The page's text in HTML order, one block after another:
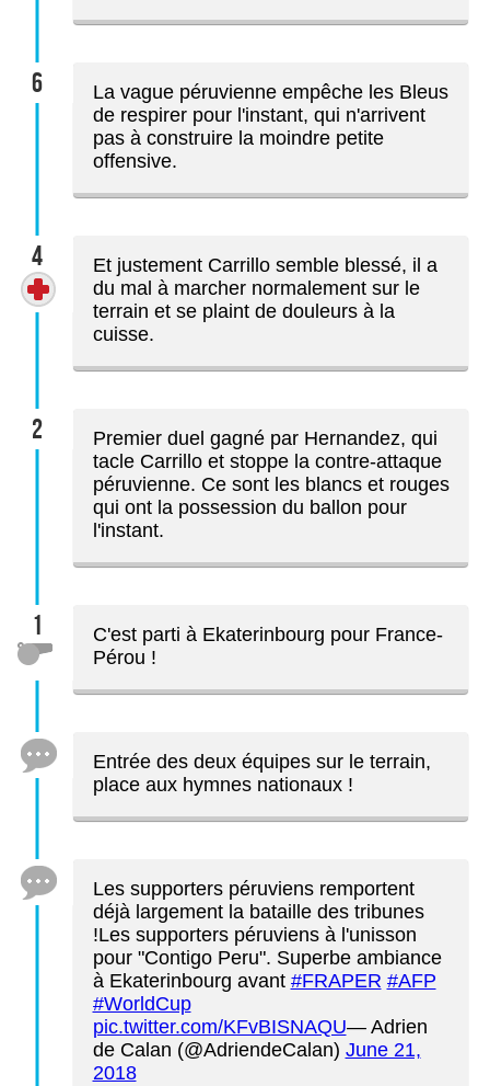
6
La vague péruvienne empêche les Bleus
de respirer pour l'instant, qui n'arrivent
pas à construire la moindre petite
offensive.
4
Et justement Carrillo semble blessé, il a
du mal à marcher normalement sur le
terrain et se plaint de douleurs à la
cuisse.
2
Premier duel gagné par Hernandez, qui
tacle Carrillo et stoppe la contre-attaque
péruvienne. Ce sont les blancs et rouges
qui ont la possession du ballon pour
l'instant.
1
C'est parti à Ekaterinbourg pour France-
Pérou !
Entrée des deux équipes sur le terrain,
place aux hymnes nationaux !
Les supporters péruviens remportent
déjà largement la bataille des tribunes
!Les supporters péruviens à l'unisson
pour "Contigo Peru". Superbe ambiance
à Ekaterinbourg avant #FRAPER #AFP
#WorldCup
pic.twitter.com/KFvBISNAQU— Adrien
de Calan (@AdriendeCalan) June 21,
2018